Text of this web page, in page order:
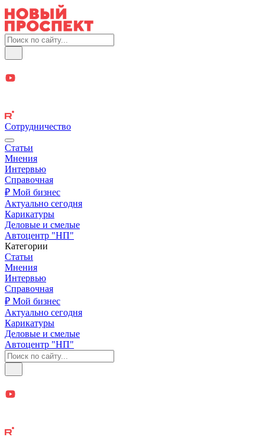
Сотрудничество
Статьи
Мнения
Интервью
Справочная
₽ Мой бизнес
Актуально сегодня
Карикатуры
Деловые и смелые
Автоцентр "НП"
Категории
Статьи
Мнения
Интервью
Справочная
₽ Мой бизнес
Актуально сегодня
Карикатуры
Деловые и смелые
Автоцентр "НП"